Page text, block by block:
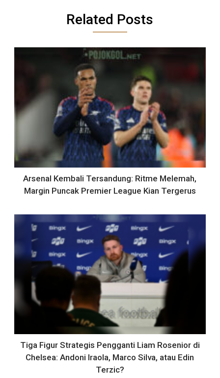
Related Posts
Arsenal Kembali Tersandung: Ritme Melemah,
Margin Puncak Premier League Kian Tergerus
Tiga Figur Strategis Pengganti Liam Rosenior di
Chelsea: Andoni Iraola, Marco Silva, atau Edin
Terzic?